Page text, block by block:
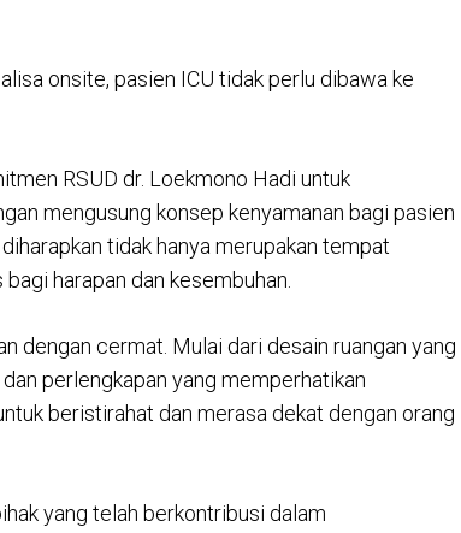
onsite, pasien ICU tidak perlu dibawa ke
RSUD dr. Loekmono Hadi untuk
mengusung konsep kenyamanan bagi pasien
tidak hanya merupakan tempat
harapan dan kesembuhan.
dengan cermat. Mulai dari desain ruangan yang
perlengkapan yang memperhatikan
beristirahat dan merasa dekat dengan orang
yang telah berkontribusi dalam